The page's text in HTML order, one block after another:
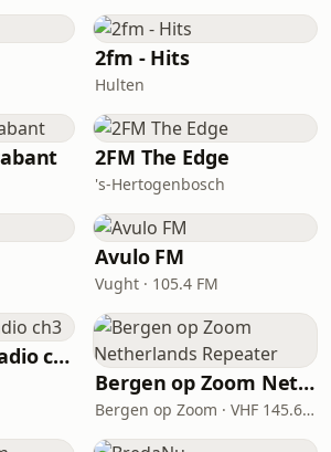
2fm - Hits
Hulten
2FM The Edge
's-Hertogenbosch
Avulo FM
Vught · 105.4 FM
Beats2dance Radio ch3
Bergen op Zoom Netherlands Repeater
Bergen op Zoom · VHF 145.625